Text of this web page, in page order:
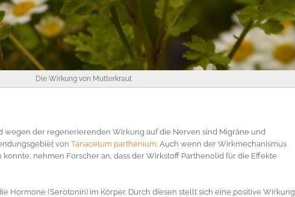
Die Wirkung von Mutterkraut
wegen der regenerierenden Wirkung auf die Nerven sind Migräne und
von Tanacetum parthenium. Auch wenn der Wirkmechanismus
nehmen Forscher an, dass der Wirkstoff Parthenolid für die Effekte
Hormone (Serotonin) im Körper. Durch diesen stellt sich eine positive Wirkung